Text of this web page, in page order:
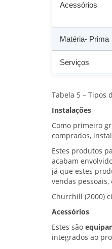
Acessórios
Matéria- Prima
Serviços
Tabela 5 – Tipos
Instalações
Como primeiro
comprados,
Estes produtos
acabam
já que estes
vendas
Churchill (2000)
Acessórios
Estes são
integrados ao